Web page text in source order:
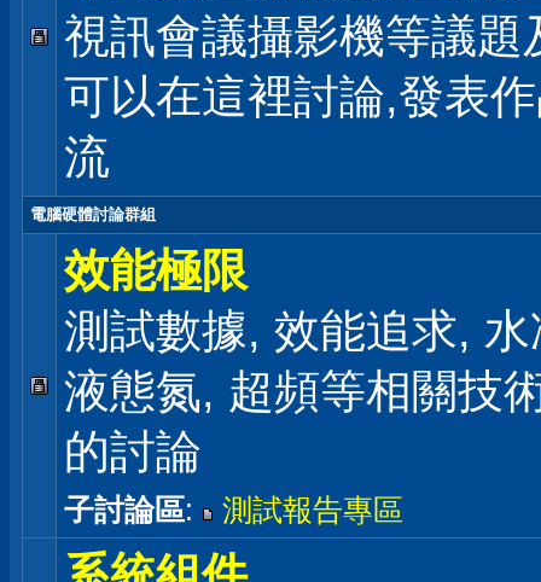
視訊會議攝影機等議題
可以在這裡討論,發表
流
電腦硬體討論群組
效能極限
測試數據, 效能追求,
液態氮, 超頻等相關技
的討論
子討論區: 測試報告專區